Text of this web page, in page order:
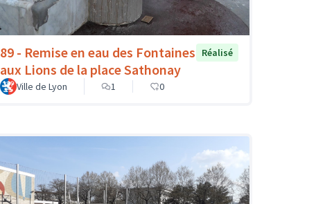
89 - Remise en eau des Fontaines
aux Lions de la place Sathonay
Réalisé
Ville de Lyon 1 0